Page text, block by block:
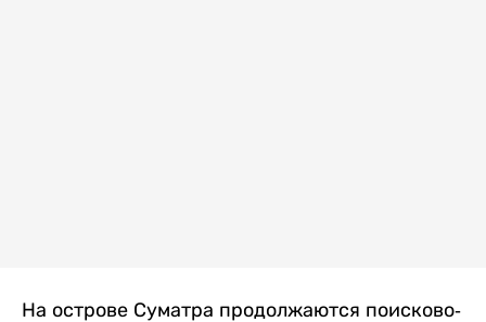
На острове Суматра продолжаются поисково-